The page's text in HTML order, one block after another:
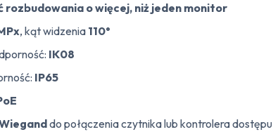
rozbudowania o więcej, niż jeden monitor
, kąt widzenia 110°
IK08
IP65
do połączenia czytnika lub kontrolera dostępu